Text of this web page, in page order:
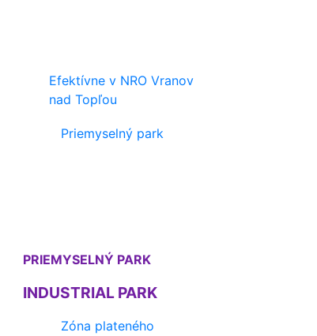
Efektívne v NRO Vranov
nad Topľou
Priemyselný park
PRIEMYSELNÝ PARK
INDUSTRIAL PARK
Zóna plateného